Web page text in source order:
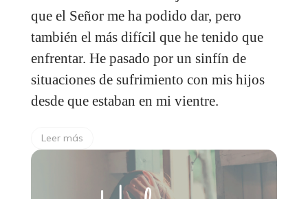
que el Señor me ha podido dar, pero
también el más difícil que he tenido que
enfrentar. He pasado por un sinfín de
situaciones de sufrimiento con mis hijos
desde que estaban en mi vientre.
Leer más